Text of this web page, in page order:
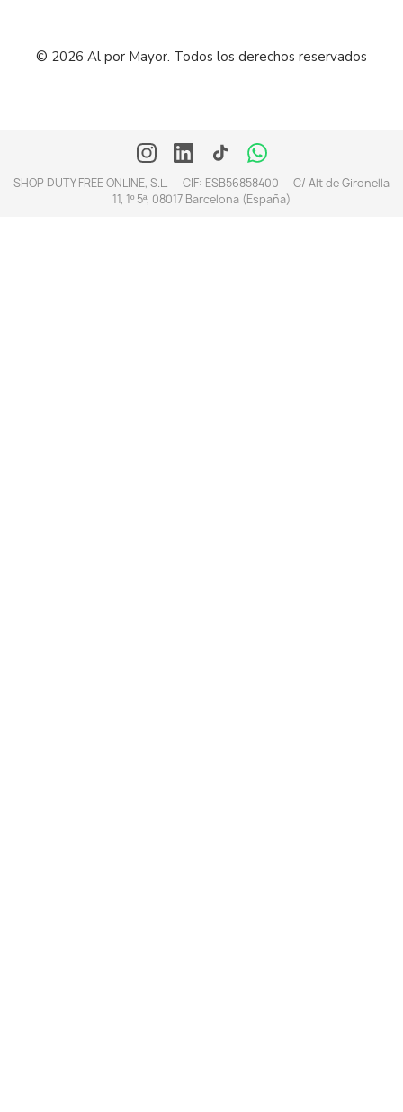
© 2026 Al por Mayor. Todos los derechos reservados
SHOP DUTY FREE ONLINE, S.L. — CIF: ESB56858400 — C/ Alt de Gironella
11, 1º 5ª, 08017 Barcelona (España)